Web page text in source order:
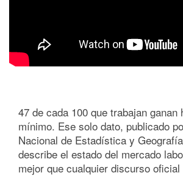
47 de cada 100 que trabajan ganan
mínimo. Ese solo dato, publicado
Nacional de Estadística y
describe el estado del mercado
mejor que cualquier discurso oficial